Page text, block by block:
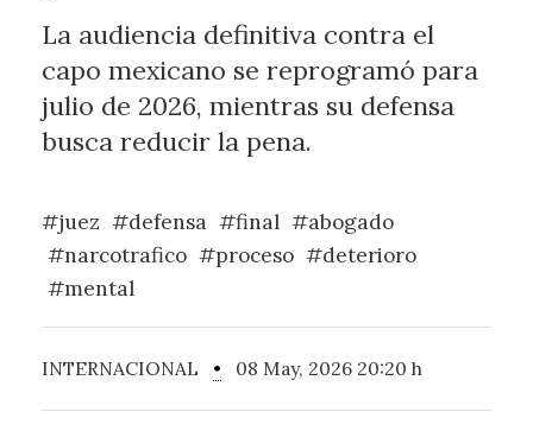
La audiencia definitiva contra el
capo mexicano se reprogramó para
julio de 2026, mientras su defensa
busca reducir la pena.
#juez #defensa #final #abogado
#narcotrafico #proceso #deterioro
#mental
INTERNACIONAL • 08 May, 2026 20:20 h